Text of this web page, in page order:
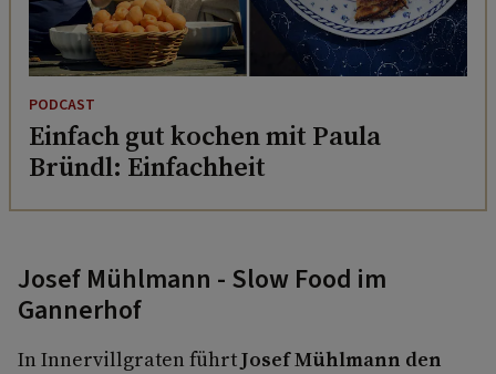
PODCAST
Einfach gut kochen mit Paula
Bründl: Einfachheit
Josef Mühlmann - Slow Food im
Gannerhof
In Innervillgraten führtJosef Mühlmann den